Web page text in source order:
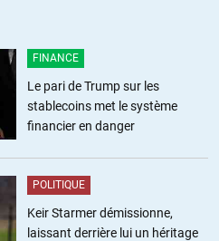
FINANCE
Le pari de Trump sur les
stablecoins met le système
financier en danger
POLITIQUE
Keir Starmer démissionne,
laissant derrière lui un héritage